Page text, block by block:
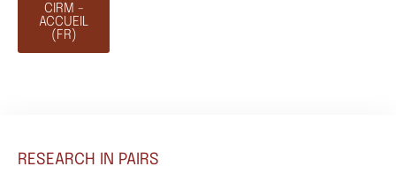
CIRM -
ACCUEIL
(FR)
RESEARCH IN PAIRS